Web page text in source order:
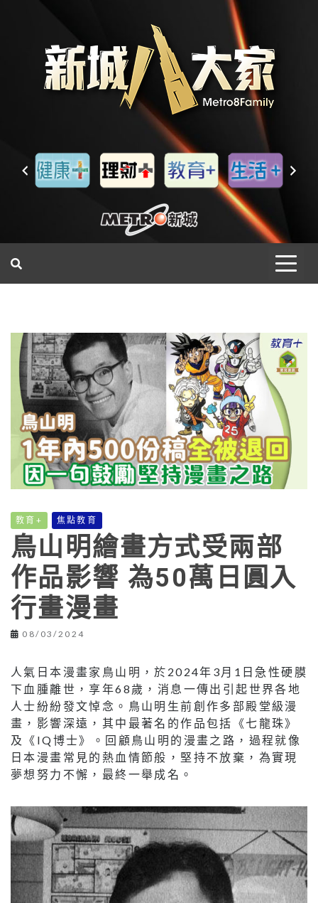
教育+ 焦點教育
鳥山明繪畫方式受兩部
作品影響 為50萬日圓入
行畫漫畫
08/03/2024
人氣日本漫畫家鳥山明，於2024年3月1日急性硬膜
下血腫離世，享年68歲，消息一傳出引起世界各地
人士紛紛發文悼念。鳥山明生前創作多部殿堂級漫
畫，影響深遠，其中最著名的作品包括《七龍珠》
及《IQ博士》。回顧鳥山明的漫畫之路，過程就像
日本漫畫常見的熱血情節般，堅持不放棄，為實現
夢想努力不懈，最終一舉成名。